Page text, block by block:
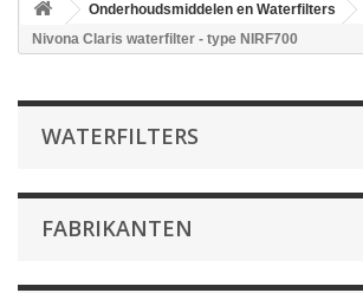
Onderhoudsmiddelen en Waterfilters
Nivona Claris waterfilter - type NIRF700
WATERFILTERS
FABRIKANTEN